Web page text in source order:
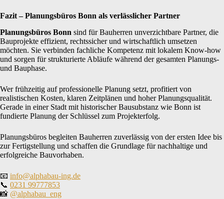
Fazit – Planungsbüros Bonn als verlässlicher Partner
Planungsbüros Bonn sind für Bauherren unverzichtbare Partner, die
Bauprojekte effizient, rechtssicher und wirtschaftlich umsetzen
möchten. Sie verbinden fachliche Kompetenz mit lokalem Know-how
und sorgen für strukturierte Abläufe während der gesamten Planungs-
und Bauphase.
Wer frühzeitig auf professionelle Planung setzt, profitiert von
realistischen Kosten, klaren Zeitplänen und hoher Planungsqualität.
Gerade in einer Stadt mit historischer Bausubstanz wie Bonn ist
fundierte Planung der Schlüssel zum Projekterfolg.
Planungsbüros begleiten Bauherren zuverlässig von der ersten Idee bis
zur Fertigstellung und schaffen die Grundlage für nachhaltige und
erfolgreiche Bauvorhaben.
📧 info@alphabau-ing.de
📞 0231 99777853
📸 @alphabau_eng